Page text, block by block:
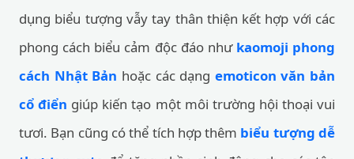
dụng biểu tượng vẫy tay thân thiện kết hợp với các
phong cách biểu cảm độc đáo như kaomoji phong
cách Nhật Bản hoặc các dạng emoticon văn bản
cổ điển giúp kiến tạo một môi trường hội thoại vui
tươi. Bạn cũng có thể tích hợp thêm biểu tượng dễ